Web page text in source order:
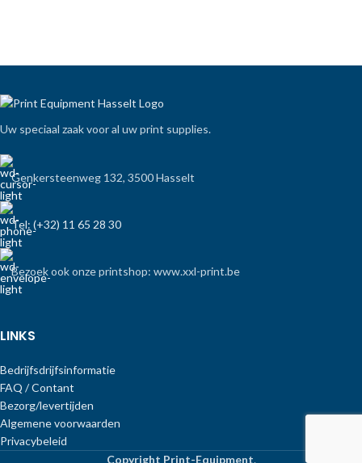
Uw speciaal zaak voor al uw print supplies.
Genkersteenweg 132, 3500 Hasselt
Tel: (+32) 11 65 28 30
Bezoek ook onze printshop: www.xxl-print.be
LINKS
Bedrijfsdrijfsinformatie
FAQ / Contant
Bezorg/levertijden
Algemene voorwaarden
Privacybeleid
Copyright Print-Equipment.